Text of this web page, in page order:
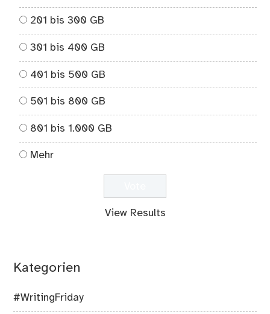
201 bis 300 GB
301 bis 400 GB
401 bis 500 GB
501 bis 800 GB
801 bis 1.000 GB
Mehr
View Results
Kategorien
#WritingFriday